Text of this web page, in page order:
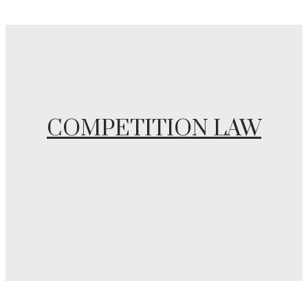
COMPETITION LAW